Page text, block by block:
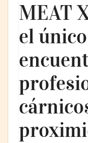
MEAT
el